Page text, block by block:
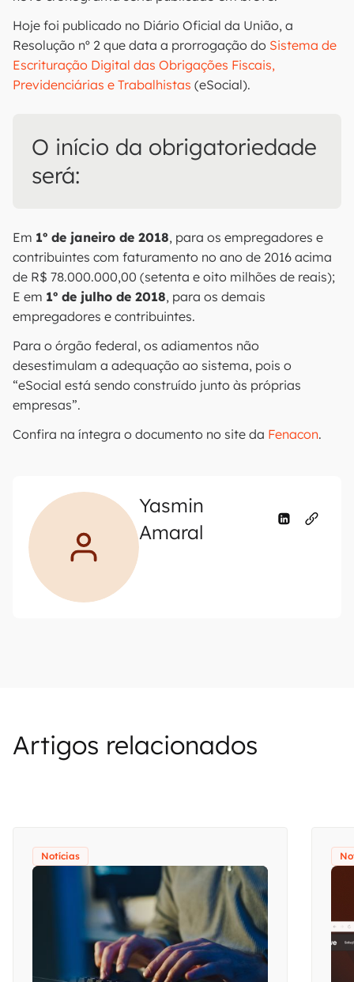
Hoje foi publicado no Diário Oficial da União, a
Resolução nº 2 que data a prorrogação do Sistema de
Escrituração Digital das Obrigações Fiscais,
Previdenciárias e Trabalhistas (eSocial).
O início da obrigatoriedade
será:
Em 1º de janeiro de 2018, para os empregadores e
contribuintes com faturamento no ano de 2016 acima
de R$ 78.000.000,00 (setenta e oito milhões de reais);
E em 1º de julho de 2018, para os demais
empregadores e contribuintes.
Para o órgão federal, os adiamentos não
desestimulam a adequação ao sistema, pois o
“eSocial está sendo construído junto às próprias
empresas”.
Confira na íntegra o documento no site da Fenacon.
Yasmin
Amaral
Artigos relacionados
Notícias